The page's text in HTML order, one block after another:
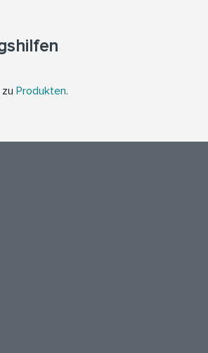
Produkten.